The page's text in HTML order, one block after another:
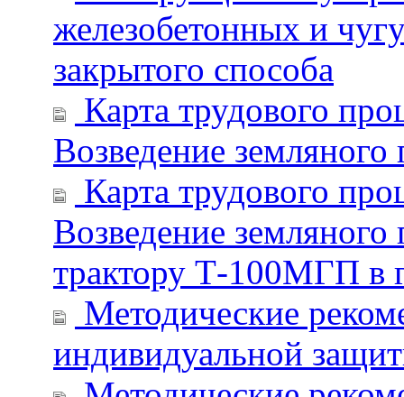
железобетонных и
закрытого способа
Карта трудового
Возведение
Карта трудового
Возведение
трактору Т-100МГП в
Методические
индивидуальной